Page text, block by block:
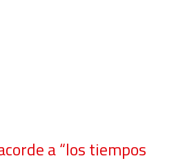
a “los tiempos